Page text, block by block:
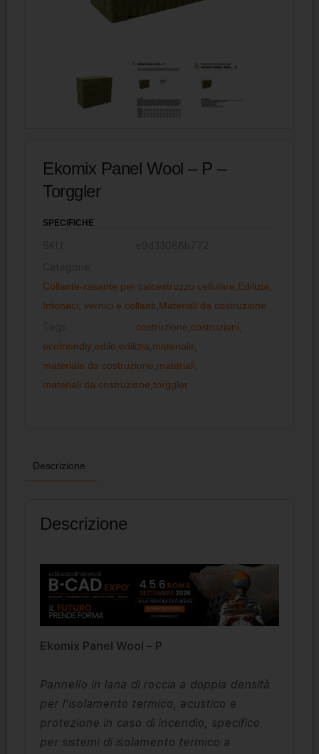
Ekomix Panel Wool – P –
Torggler
SPECIFICHE
Collante-rasante per calcestruzzo cellulare Edilizia
Intonaci, vernici e collanti Materiali da costruzione
costruzione costruzioni
ecofriendly edile edilizia materiale
materiale da costruzione materiali
materiali da costruzione torggler
Descrizione
Descrizione
Ekomix Panel Wool – P
Pannello in lana di roccia a doppia densità
per l’isolamento termico, acustico e
protezione in caso di incendio, specifico
per sistemi di isolamento termico a